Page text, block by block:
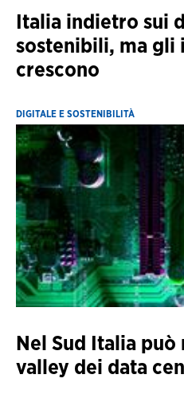
Italia indietro sui
sostenibili, ma gli
crescono
DIGITALE E SOSTENIBILITÀ
Nel Sud Italia può
valley dei data